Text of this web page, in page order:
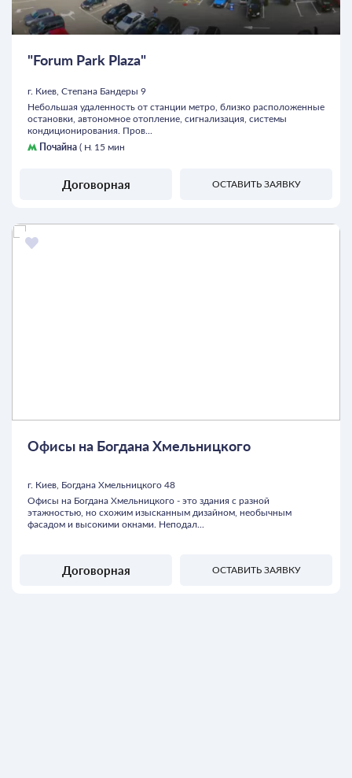
"Forum Park Plaza"
г. Киев, Степана Бандеры 9
Небольшая удаленность от станции метро, близко расположенные
остановки, автономное отопление, сигнализация, системы
кондиционирования. Пров...
Почайна ( 15 мин
Договорная ОСТАВИТЬ ЗАЯВКУ
Офисы на Богдана Хмельницкого
г. Киев, Богдана Хмельницкого 48
Офисы на Богдана Хмельницкого - это здания с разной
этажностью, но схожим изысканным дизайном, необычным
фасадом и высокими окнами. Неподал...
Договорная ОСТАВИТЬ ЗАЯВКУ